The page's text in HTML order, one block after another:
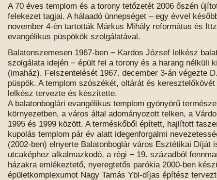
A 70 éves templom és a torony tetőzetét 2006 őszén
felekezet tagjai. A hálaadó ünnepséget – egy évvel
november 4-én tartották Márkus Mihály református és
evangélikus püspökök szolgálatával.
Balatonszemesen 1967-ben − Kardos József lelkész
szolgálata idején − épült fel a torony és a harang nélküli
(imaház). Felszentelését 1967. december 3-án végezte
püspök. A templom szószékét, oltárát és
lelkész tervezte és készítette.
A balatonboglári evangélikus templom gyönyörű
környezetben, a város által adományozott telken, a
1995 és 1999 között. A terméskőből épített, hajlított
kupolás templom pár év alatt idegenforgalmi
(2002-ben) elnyerte Balatonboglár város Esztétikai Díját
utcaképhez alkalmazkodó, a régi − 19. századból
házakra emlékeztető, nyeregtetős parókia 2000-ben
épületkomplexumot Nagy Tamás Ybl-díjas építész